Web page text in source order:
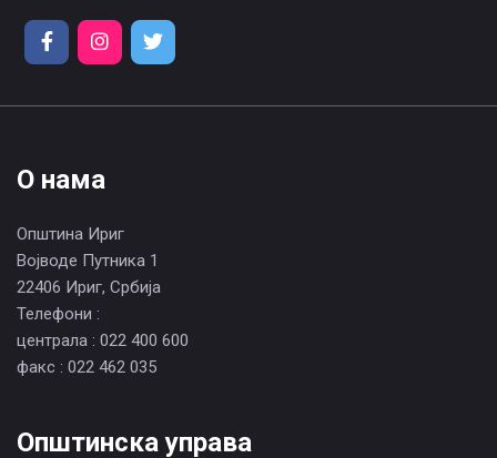
О нама
Општина Ириг
Војводе Путника 1
22406 Ириг, Србија
Телефони :
централа : 022 400 600
факс : 022 462 035
Општинска управа